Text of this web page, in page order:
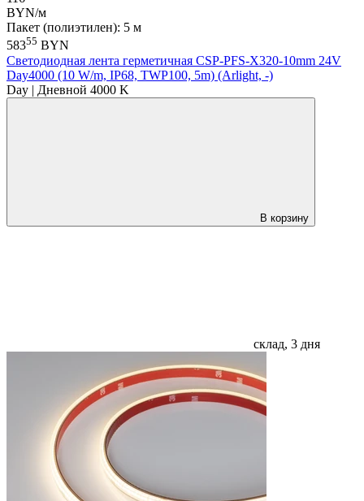
BYN/м
Пакет (полиэтилен): 5 м
58355 BYN
Светодиодная лента герметичная CSP-PFS-X320-10mm 24V
Day4000 (10 W/m, IP68, TWP100, 5m) (Arlight, -)
Day | Дневной 4000 K
В корзину
склад, 3 дня